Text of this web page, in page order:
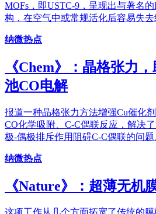
MOFs，即USTC-9，呈现出与著名
构，在空气中或常规活化后容易失去
纳微热点
《Chem》：晶格张力
池CO电解
报道一种晶格张力方法增强Cu催化
CO化学吸附、C-C偶联反应，解决
极-偶极排斥作用阻碍C-C偶联的问题
纳微热点
《Nature》：超薄无机